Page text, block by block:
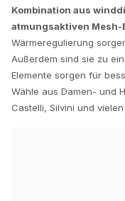
Kombination aus
atmungsaktiven Mesh-
Wärmeregulierung
Außerdem sind sie zu
Elemente sorgen für
Wähle aus Damen- und
Castelli, Silvini und